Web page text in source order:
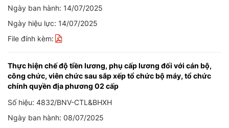
Ngày ban hành: 14/07/2025
Ngày hiệu lực: 14/07/2025
File đính kèm:
Thực hiện chế độ tiền lương, phụ cấp lương đối với cán bộ,
công chức, viên chức sau sắp xếp tổ chức bộ máy, tổ chức
chính quyền địa phương 02 cấp
Số hiệu: 4832/BNV-CTL&BHXH
Ngày ban hành: 08/07/2025